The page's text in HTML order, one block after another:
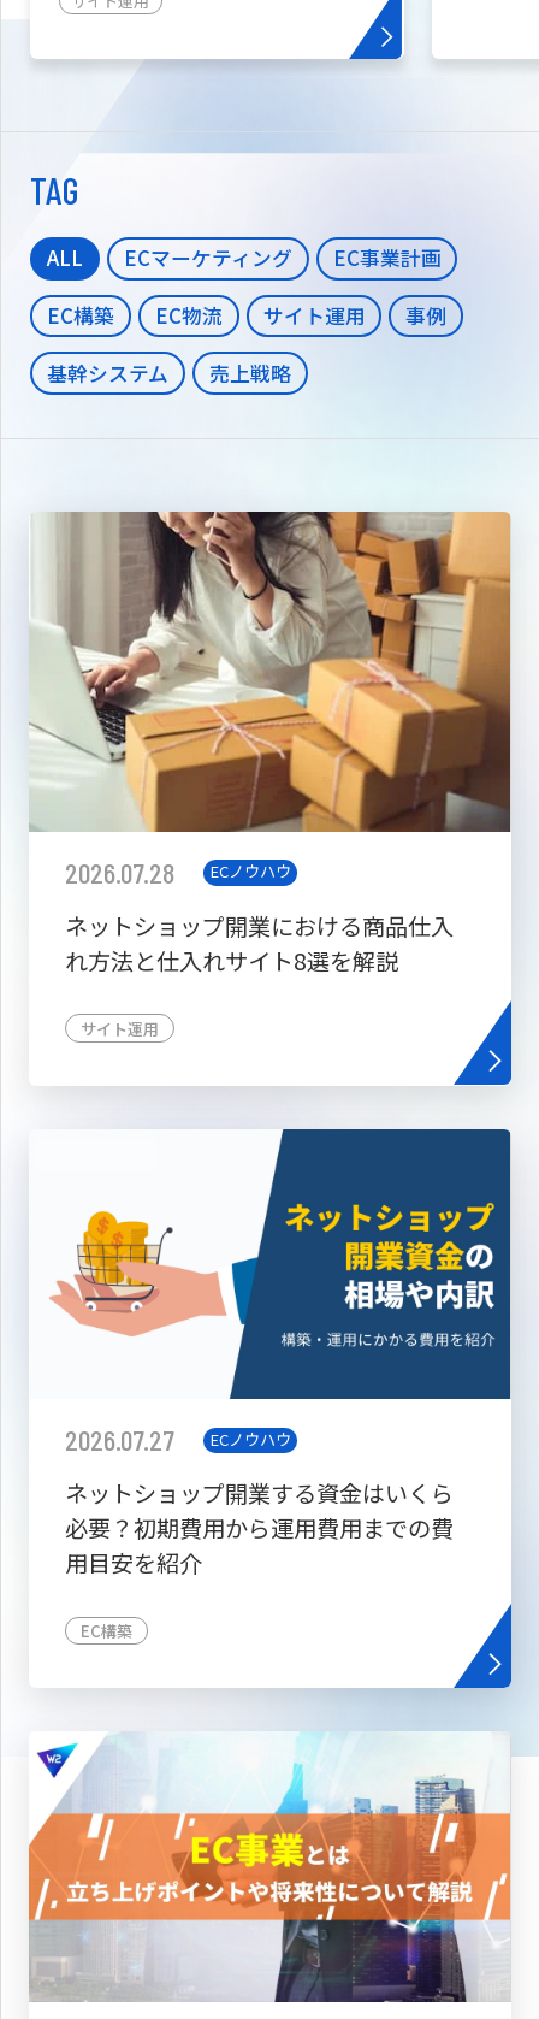
TAG
ALL ECマーケティング
EC事業計画
EC構築
EC物流 サイト運用
事例
基幹システム
売上戦略
2026.07.28 ECノウハウ
ネットショップ開業における商品仕入
れ方法と仕入れサイト8選を解説
サイト運用
2026.07.27 ECノウハウ
ネットショップ開業する資金はいくら
必要？初期費用から運用費用までの費
用目安を紹介
EC構築